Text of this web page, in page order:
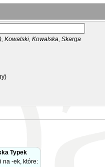
Kowalski, Kowalska, Skarga
Typek
na -ek, które: